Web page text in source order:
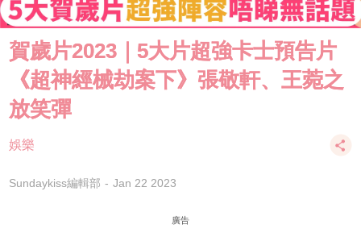
賀歲片2023｜5大片超強卡士預告片
《超神經械劫案下》張敬軒、王菀之
放笑彈
娛樂
Sundaykiss編輯部 Jan 22 2023
廣告